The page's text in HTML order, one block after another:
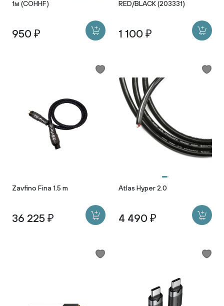
1м (COHHF)
950 ₽
RED/BLACK (203331)
1 100 ₽
Zavfino Fina 1.5 m
36 225 ₽
Atlas Hyper 2.0
4 490 ₽